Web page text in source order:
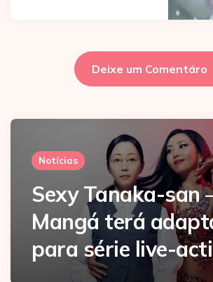
Deixe um Comentáro
Notícias
Sexy Tanaka-san
Mangá terá
para série live-